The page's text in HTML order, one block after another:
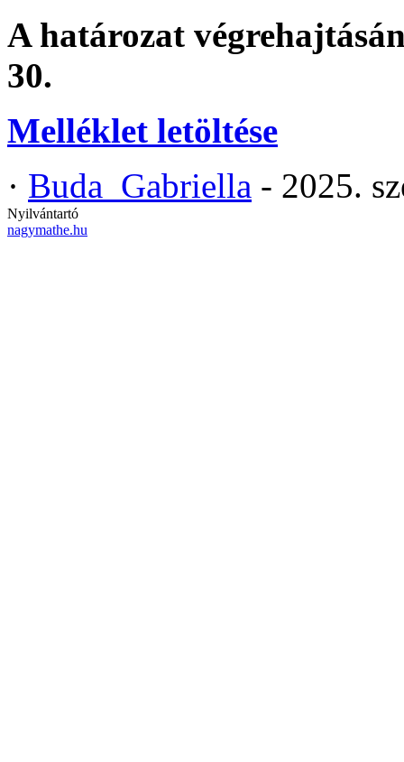
A határozat
30.
Melléklet letöltése
· Buda_Gabriella - 2025.
Nyilvántartó
nagymathe.hu